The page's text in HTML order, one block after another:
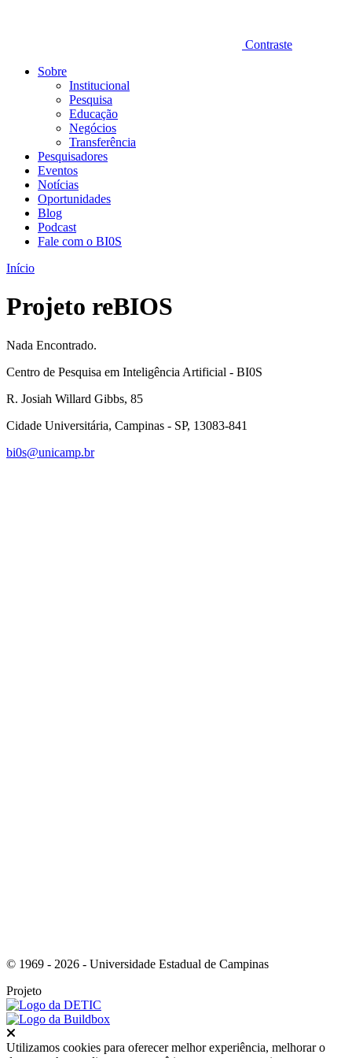
Contraste
Sobre
Institucional
Pesquisa
Educação
Negócios
Transferência
Pesquisadores
Eventos
Notícias
Oportunidades
Blog
Podcast
Fale com o BI0S
Início
Projeto reBIOS
Nada Encontrado.
Centro de Pesquisa em Inteligência Artificial - BI0S
R. Josiah Willard Gibbs, 85
Cidade Universitária, Campinas - SP, 13083-841
bi0s@unicamp.br
© 1969 - 2026 - Universidade Estadual de Campinas
Projeto
Utilizamos cookies para oferecer melhor experiência, melhorar o